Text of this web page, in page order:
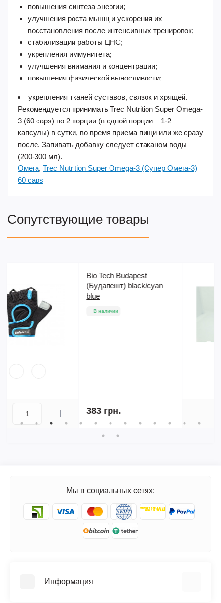
повышения синтеза энергии;
улучшения роста мышц и ускорения их
восстановления после интенсивных тренировок;
стабилизации работы ЦНС;
укрепления иммунитета;
улучшения внимания и концентрации;
повышения физической выносливости;
укрепления тканей суставов, связок и хрящей.
Рекомендуется принимать Trec Nutrition Super Omega-
3 (60 caps) по 2 порции (в одной порции – 1-2
капсулы) в сутки, во время приема пищи или же сразу
после. Запивать добавку следует стаканом воды
(200-300 мл).
Омега, Trec Nutrition Super Omega-3 (Супер Омега-3)
60 caps
Сопутствующие товары
Винстрол Stanoject 10
50 mg/1ml SP Labs
Мы в социальных сетях:
Информация